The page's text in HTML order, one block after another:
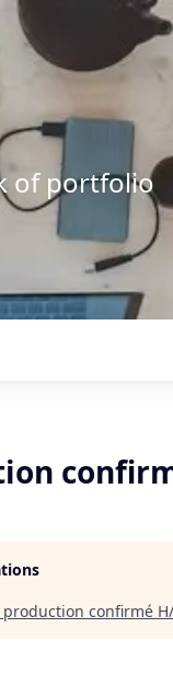
of portfolio
confirmé